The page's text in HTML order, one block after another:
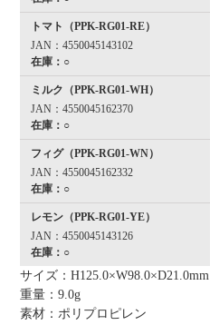
トマト（PPK-RG01-RE）
JAN：4550045143102
在庫：○
ミルク（PPK-RG01-WH）
JAN：4550045162370
在庫：○
フィグ（PPK-RG01-WN）
JAN：4550045162332
在庫：○
レモン（PPK-RG01-YE）
JAN：4550045143126
在庫：○
サイズ：H125.0×W98.0×D21.0mm
重量：9.0g
素材：ポリプロピレン